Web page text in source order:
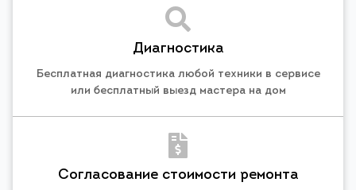
Диагностика
Бесплатная диагностика любой техники в сервисе
или бесплатный выезд мастера на дом
Согласование стоимости ремонта